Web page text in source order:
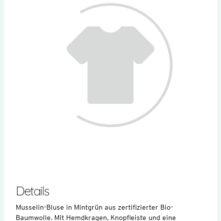
Details
Musselin-Bluse in Mintgrün aus zertifizierter Bio-
Baumwolle. Mit Hemdkragen, Knopfleiste und eine